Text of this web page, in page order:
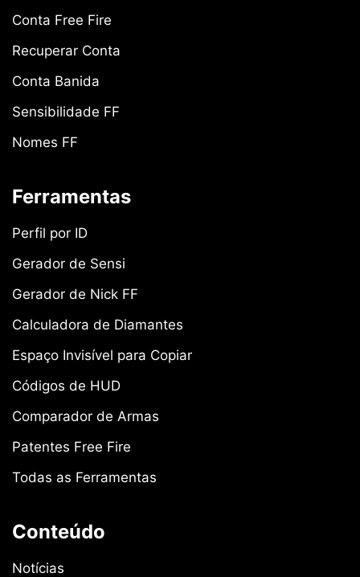
Conta Free Fire
Recuperar Conta
Conta Banida
Sensibilidade FF
Nomes FF
Ferramentas
Perfil por ID
Gerador de Sensi
Gerador de Nick FF
Calculadora de Diamantes
Espaço Invisível para Copiar
Códigos de HUD
Comparador de Armas
Patentes Free Fire
Todas as Ferramentas
Conteúdo
Notícias